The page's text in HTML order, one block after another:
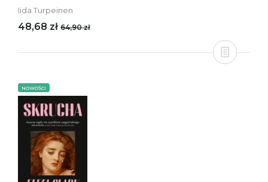
Iida Turpeinen
48,68 zł 64,90 zł
NOWOŚCI